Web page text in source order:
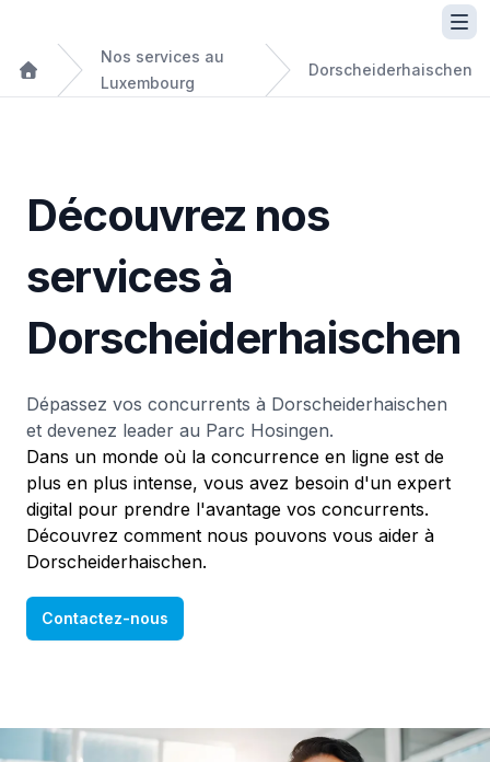
Nos services au
Luxembourg
Dorscheiderhaischen
Découvrez nos
services à
Dorscheiderhaischen
Dépassez vos concurrents à Dorscheiderhaischen
et devenez leader au Parc Hosingen.
Dans un monde où la concurrence en ligne est de
plus en plus intense, vous avez besoin d'un expert
digital pour prendre l'avantage vos concurrents.
Découvrez comment nous pouvons vous aider à
Dorscheiderhaischen.
Contactez-nous